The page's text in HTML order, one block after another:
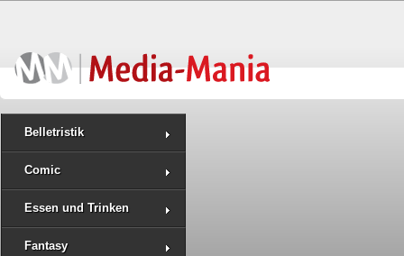
Belletristik
Comic
Essen und Trinken
Fantasy